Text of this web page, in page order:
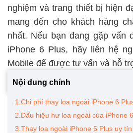
nghiệm và trang thiết bị hiện
mang đến cho khách hàng
nhất. Nếu bạn đang gặp vấn
iPhone 6 Plus, hãy liên hệ
Mobile để được tư vấn và hỗ
Nội dung chính
1.Chi phí thay loa ngoài iPhone 6
2.Dấu hiệu hư loa ngoài của iPhone
3.Thay loa ngoài iPhone 6 Plus uy